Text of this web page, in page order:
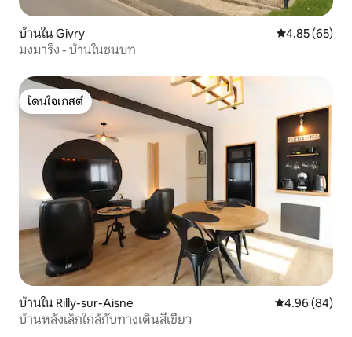
บ้านใน Givry คะแนนเฉลี่ย
4.85 (65)
มงมาร็ง - บ้านในชนบท
โดนใจเกสต์
โดนใจเกสต์
บ้านใน Rilly-sur-Aisne คะแนนเฉลี่ย
4.96 (84)
บ้านหลังเล็กใกล้กับทางเดินสีเขียว